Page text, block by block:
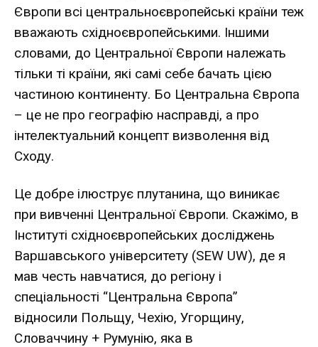
Європи всі центральноєвропейські країни теж
вважають східноєвропейськими. Іншими
словами, до Центральної Європи належать
тільки ті країни, які самі себе бачать цією
частиною континенту. Бо Центральна Європа
– це не про географію насправді, а про
інтелектуальний концепт визволення від
Сходу.
Це добре ілюструє плутанина, що виникає
при вивченні Центральної Європи. Скажімо, в
Інституті східноєвропейських досліджень
Варшавського університету (SEW UW), де я
мав честь навчатися, до регіону і
спеціальності “Центральна Європа”
відносили Польщу, Чехію, Угорщину,
Словаччину + Румунію, яка в